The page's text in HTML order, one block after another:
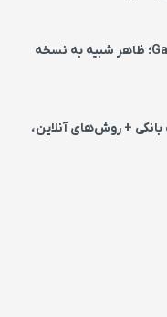
بررسی گوشی Galaxy Z Flip8؛ ظاهر شبیه به نسخه
+ روش‌های آنلاین،